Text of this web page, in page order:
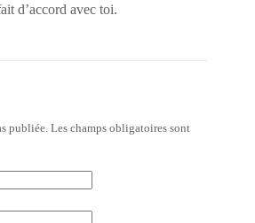
d’accord avec toi.
publiée. Les champs obligatoires sont